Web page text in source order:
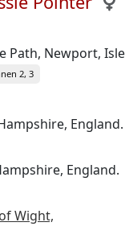
Path, Newport, Isle
2, 3
England.
England.
Wight,